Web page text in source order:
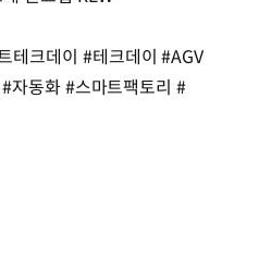
테크데이 #테크데이 #AGV
자동화 #스마트팩토리 #